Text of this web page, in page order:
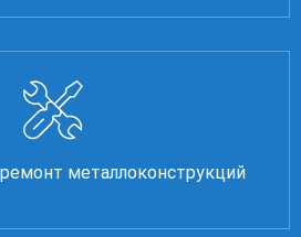
металлоконструкций